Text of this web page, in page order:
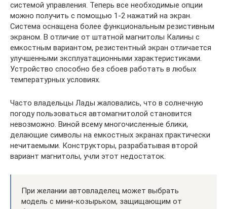
системой управления. Теперь все необходимые опции
можно получить с помощью 1-2 нажатий на экран.
Система оснащена более функциональным резистивным
экраном. В отличие от штатной магнитолы Калины с
емкостным вариантом, резистентный экран отличается
улучшенными эксплуатационными характеристиками.
Устройство способно без сбоев работать в любых
температурных условиях.
Часто владельцы Лады жаловались, что в солнечную
погоду пользоваться автомагнитолой становится
невозможно. Виной всему многочисленные блики,
делающие символы на емкостных экранах практически
нечитаемыми. Конструкторы, разрабатывая второй
вариант магнитолы, учли этот недостаток.
При желании автовладелец может выбрать
модель с мини-козырьком, защищающим от